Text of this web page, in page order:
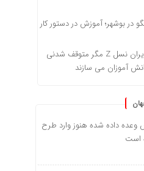
در بوشهر؛ آموزش در دستور کار
سیلیکن ولیِ تهران؛ این ایران نسل Z مگر متوقف شدنی
آموزان می سازند
وعده داده شده هنوز وارد طرح
است